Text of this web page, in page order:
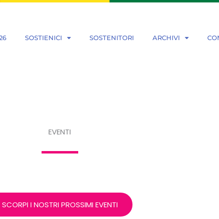
SOSTIENICI SOSTENITORI ARCHIVI
EVENTI
SCORPI I NOSTRI PROSSIMI EVENTI